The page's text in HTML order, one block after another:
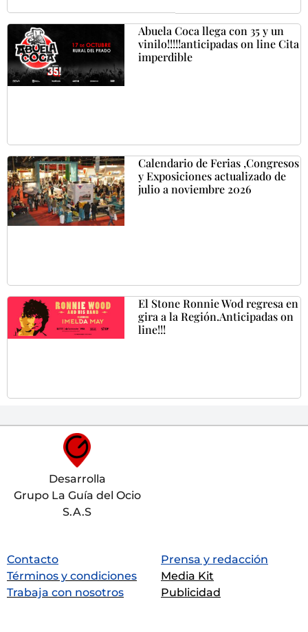
Abuela Coca llega con 35 y un
vinilo!!!!!anticipadas on line Cita
imperdible
Calendario de Ferias ,Congresos
y Exposiciones actualizado de
julio a noviembre 2026
El Stone Ronnie Wod regresa en
gira a la Región.Anticipadas on
line!!!
Desarrolla
Grupo La Guía del Ocio
S.A.S
Contacto
Términos y condiciones
Trabaja con nosotros
Prensa y redacción
Media Kit
Publicidad